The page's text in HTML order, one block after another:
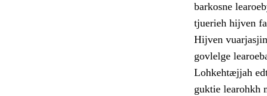
barkosne
tjuerieh hijven
Hijven
govlelge
Lohkehtæjjah
guktie learohkh